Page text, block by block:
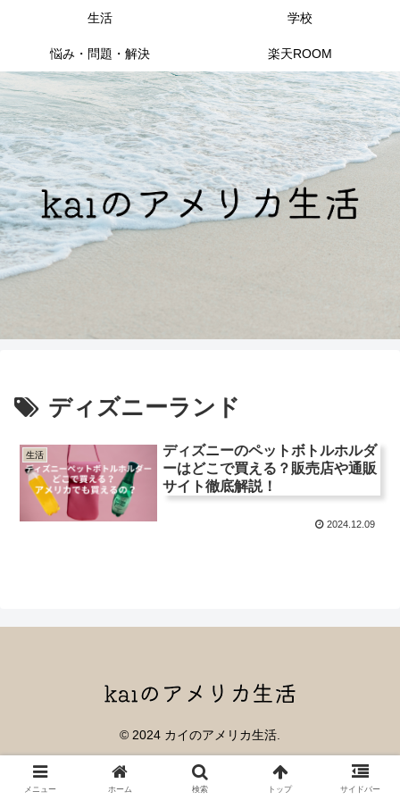
生活 学校
悩み・問題・解決 楽天ROOM
ディズニーランド
生活
ディズニーのペットボトルホルダ
ーはどこで買える？販売店や通販
サイト徹底解説！
2024.12.09
© 2024 カイのアメリカ生活.
メニュー ホーム 検索 トップ サイドバー